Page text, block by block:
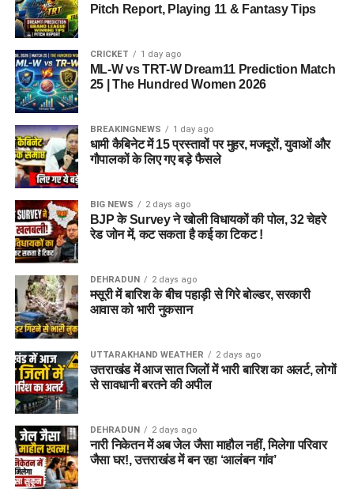
Pitch Report, Playing 11 & Fantasy Tips
CRICKET 1 day ago
ML-W vs TRT-W Dream11 Prediction Match
25 | The Hundred Women 2026
BREAKINGNEWS 1 day ago
धामी कैबिनेट में 15 प्रस्तावों पर मुहर, मजदूरों, युवाओं और
गौपालकों के लिए गए बड़े फैसले
BIG NEWS 2 days ago
BJP के Survey ने खोली विधायकों की पोल, 32 चेहरे
रेड जोन में, कट सकता है कई का टिकट !
DEHRADUN 2 days ago
मसूरी में बारिश के बीच पहाड़ी से गिरे बोल्डर, सरकारी
आवास को भारी नुकसान
UTTARAKHAND WEATHER 2 days ago
उत्तराखंड में आज सात जिलों में भारी बारिश का अलर्ट, लोगों
से सावधानी बरतने की अपील
DEHRADUN 2 days ago
नारी निकेतन में अब जेल जैसा माहौल नहीं, मिलेगा परिवार
जैसा घर!, उत्तराखंड में बन रहा ‘आलंबन गांव’